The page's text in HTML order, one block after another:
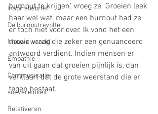
Inspiratiebrief
De burnoutrevolte
Nieuwe wereld
Empathie
Communicatie
soevereiniteit
Relativeren
burnout te krijgen', vroeg ze. Groeien leek
haar wel wat, maar een burnout had ze
er toch niet voor over. Ik vond het een
mooie vraag die zeker een genuanceerd
antwoord verdient. Indien mensen er
van uit gaan dat groeien pijnlijk is, dan
verklaart dat de grote weerstand die er
tegen bestaat.